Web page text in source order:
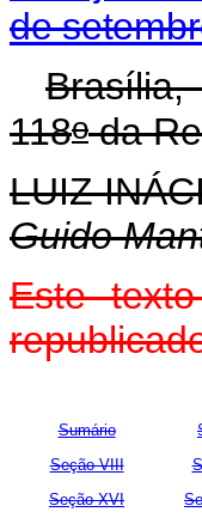
de
118oda
LUIZ
Guido
Este
Sumário
Seção VIII
Seção XVI